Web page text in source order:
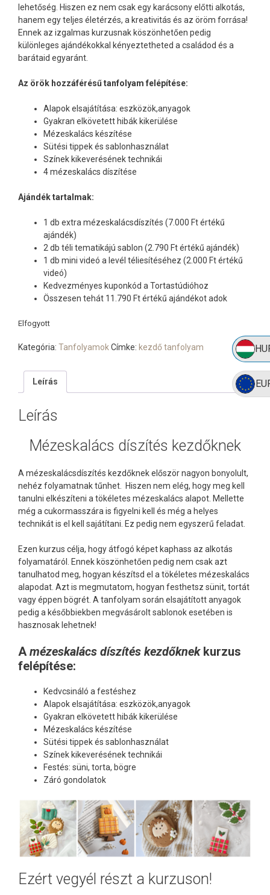
lehetőség. Hiszen ez nem csak egy karácsony előtti alkotás,
hanem egy teljes életérzés, a kreativitás és az öröm forrása!
Ennek az izgalmas kurzusnak köszönhetően pedig
különleges ajándékokkal kényeztetheted a családod és a
barátaid egyaránt.
Az örök hozzáférésű tanfolyam felépítése:
Alapok elsajátítása: eszközök,anyagok
Gyakran elkövetett hibák kikerülése
Mézeskalács készítése
Sütési tippek és sablonhasználat
Színek kikeverésének technikái
4 mézeskalács díszítése
Ajándék tartalmak:
1 db extra mézeskalácsdíszítés (7.000 Ft értékű
ajándék)
2 db téli tematikájú sablon (2.790 Ft értékű ajándék)
1 db mini videó a levél téliesítéséhez (2.000 Ft értékű
videó)
Kedvezményes kuponkód a Tortastúdióhoz
Összesen tehát 11.790 Ft értékű ajándékot adok
Elfogyott
Kategória: Tanfolyamok Címke: kezdő tanfolyam
Leírás
Leírás
Mézeskalács díszítés kezdőknek
A mézeskalácsdíszítés kezdőknek először nagyon bonyolult,
nehéz folyamatnak tűnhet. Hiszen nem elég, hogy meg kell
tanulni elkészíteni a tökéletes mézeskalács alapot. Mellette
még a cukormasszára is figyelni kell és még a helyes
technikát is el kell sajátítani. Ez pedig nem egyszerű feladat.
Ezen kurzus célja, hogy átfogó képet kaphass az alkotás
folyamatáról. Ennek köszönhetően pedig nem csak azt
tanulhatod meg, hogyan készítsd el a tökéletes mézeskalács
alapodat. Azt is megmutatom, hogyan festhetsz sünit, tortát
vagy éppen bögrét. A tanfolyam során elsajátított anyagok
pedig a későbbiekben megvásárolt sablonok esetében is
hasznosak lehetnek!
A mézeskalács díszítés kezdőknekkurzus
felépítése:
Kedvcsináló a festéshez
Alapok elsajátítása: eszközök,anyagok
Gyakran elkövetett hibák kikerülése
Mézeskalács készítése
Sütési tippek és sablonhasználat
Színek kikeverésének technikái
Festés: süni, torta, bögre
Záró gondolatok
Ezért vegyél részt a kurzuson!